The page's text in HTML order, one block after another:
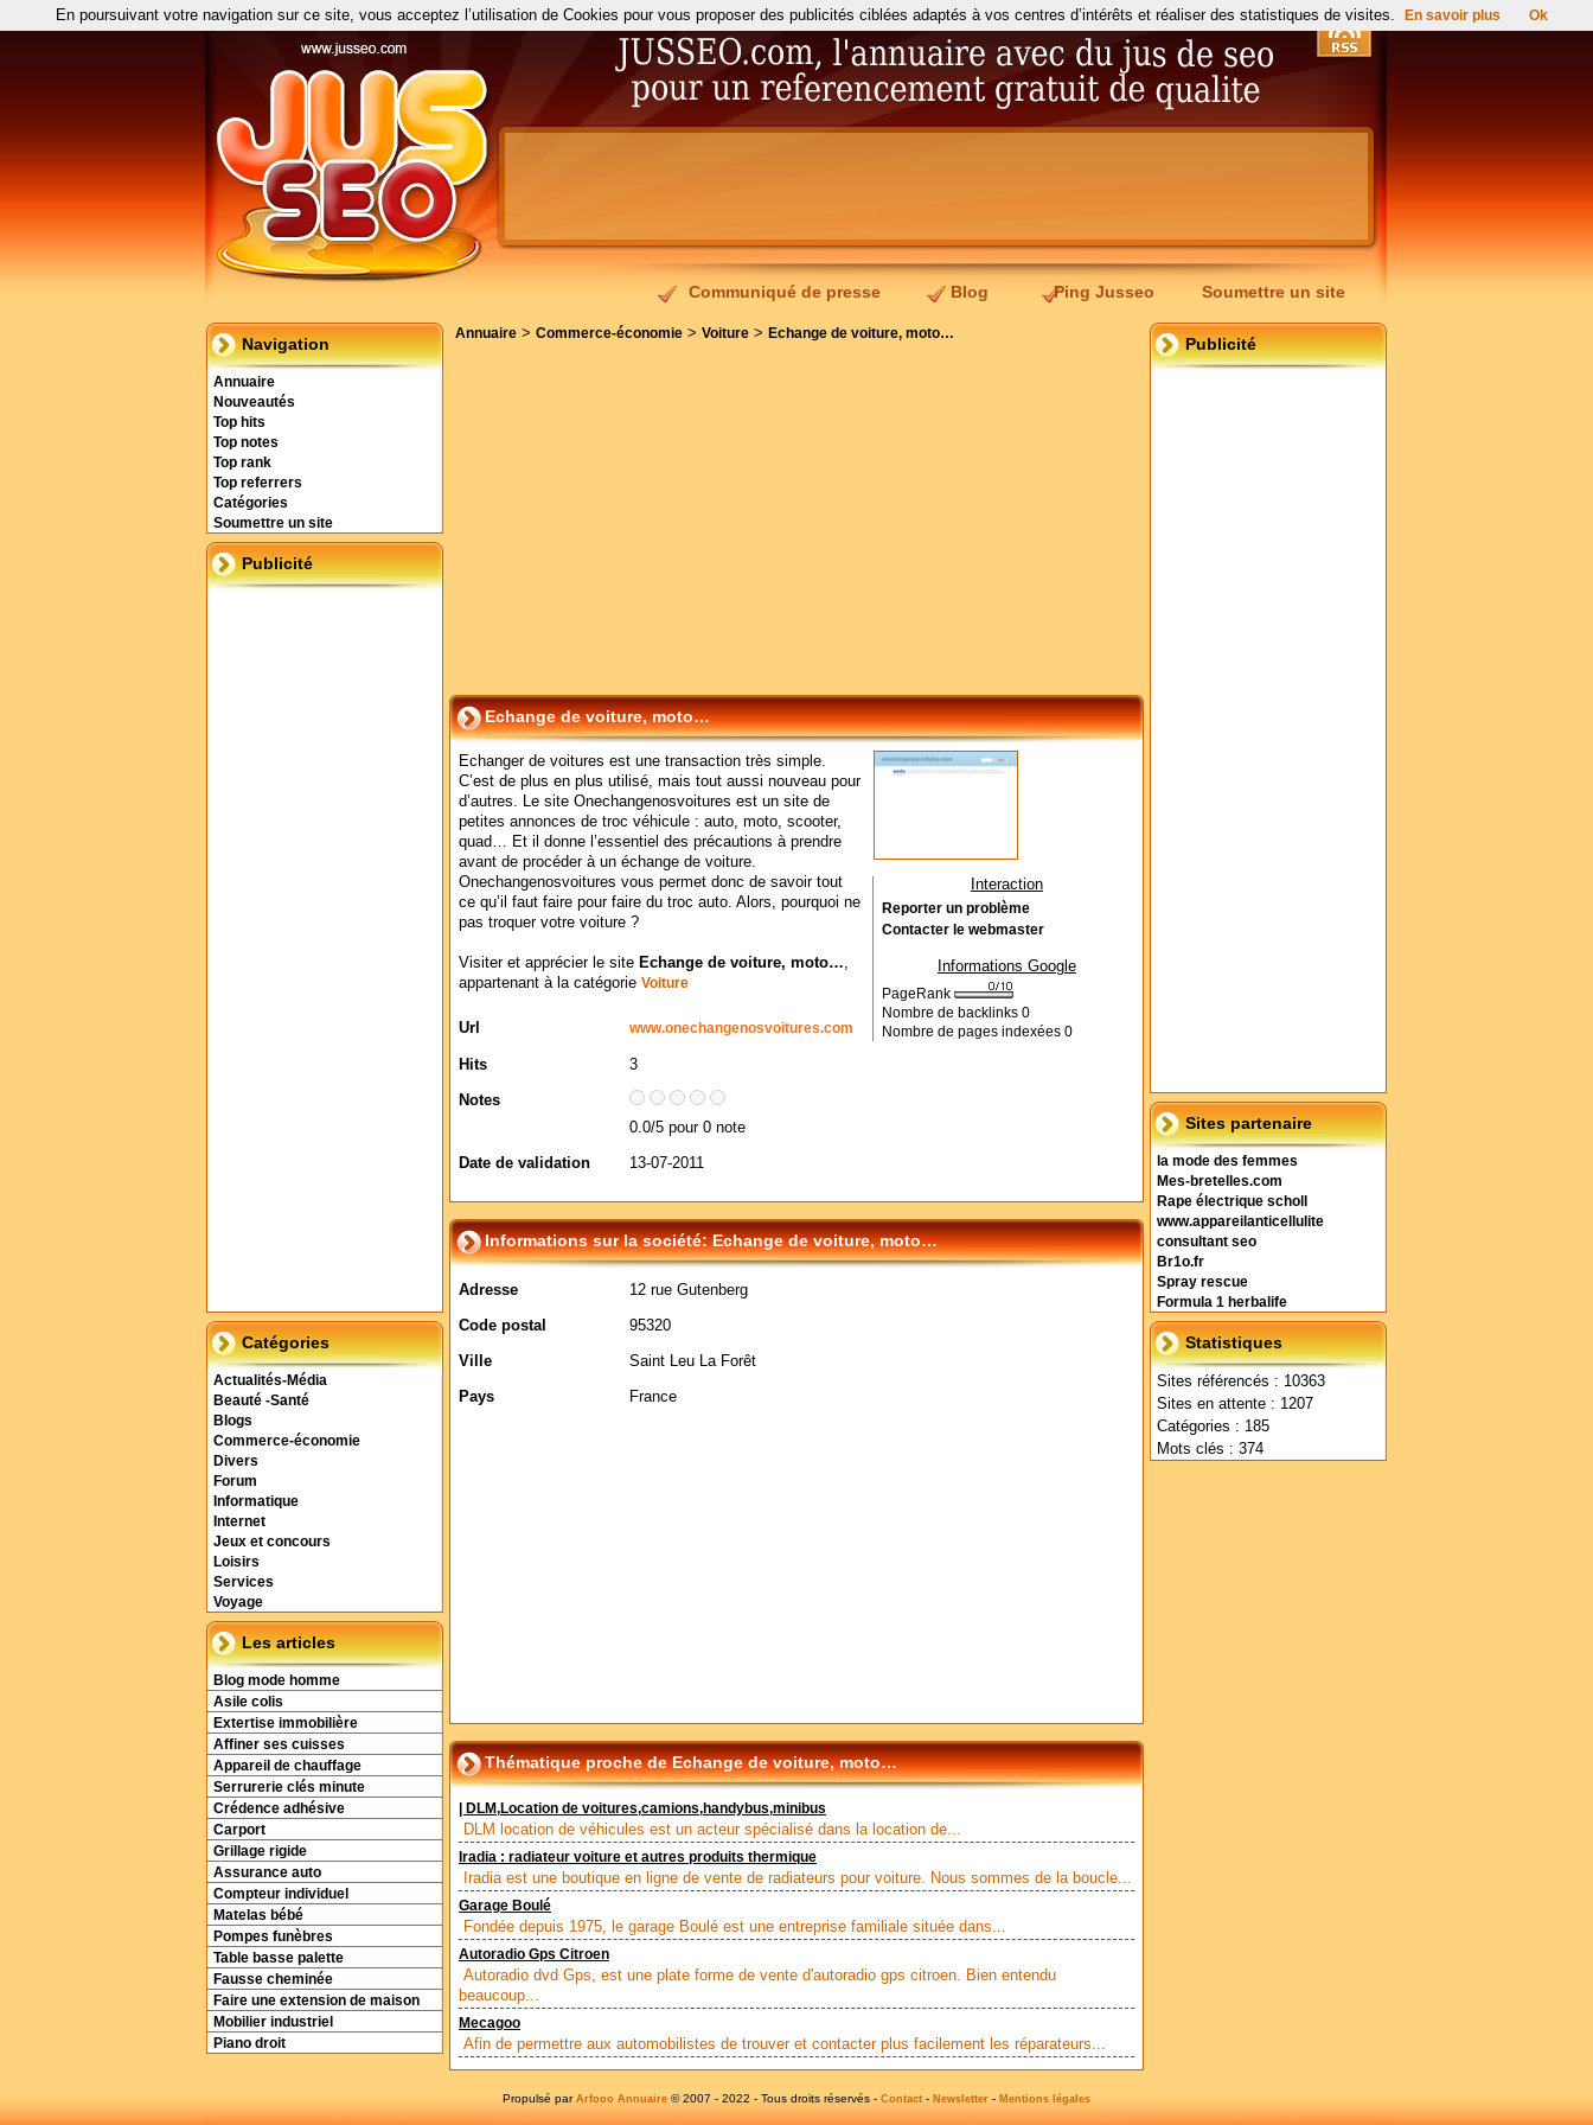
Communiqué de presse Blog Ping Jusseo Soumettre un site
Navigation
Annuaire
Nouveautés
Top hits
Top notes
Top rank
Top referrers
Catégories
Soumettre un site
Publicité
Catégories
Actualités-Média
Beauté -Santé
Blogs
Commerce-économie
Divers
Forum
Informatique
Internet
Jeux et concours
Loisirs
Services
Voyage
Les articles
Blog mode homme
Asile colis
Extertise immobilière
Affiner ses cuisses
Appareil de chauffage
Serrurerie clés minute
Crédence adhésive
Carport
Grillage rigide
Assurance auto
Compteur individuel
Matelas bébé
Pompes funèbres
Table basse palette
Fausse cheminée
Faire une extension de maison
Mobilier industriel
Piano droit
Publicité
Sites partenaire
la mode des femmes
Mes-bretelles.com
Rape électrique scholl
www.appareilanticellulite
consultant seo
Br1o.fr
Spray rescue
Formula 1 herbalife
Statistiques
Sites référencés : 10363
Sites en attente : 1207
Catégories : 185
Mots clés : 374
Annuaire > Commerce-économie > Voiture > Echange de voiture, moto…
Echange de voiture, moto…
Echanger de voitures est une transaction très simple.
C’est de plus en plus utilisé, mais tout aussi nouveau pour
d’autres. Le site Onechangenosvoitures est un site de
petites annonces de troc véhicule : auto, moto, scooter,
quad… Et il donne l’essentiel des précautions à prendre
avant de procéder à un échange de voiture.
Onechangenosvoitures vous permet donc de savoir tout
ce qu’il faut faire pour faire du troc auto. Alors, pourquoi ne
pas troquer votre voiture ?
Visiter et apprécier le site Echange de voiture, moto…,
appartenant à la catégorie Voiture
Url www.onechangenosvoitures.com
Hits
3
Notes
0.0/5 pour 0 note
Date de validation
13-07-2011
Interaction
Reporter un problème
Contacter le webmaster
Informations Google
PageRank
Nombre de backlinks 0
Nombre de pages indexées 0
Informations sur la société: Echange de voiture, moto…
Adresse
12 rue Gutenberg
Code postal
95320
Ville
Saint Leu La Forêt
Pays
France
Thématique proche de Echange de voiture, moto…
| DLM,Location de voitures,camions,handybus,minibus
DLM location de véhicules est un acteur spécialisé dans la location de...
Iradia : radiateur voiture et autres produits thermique
Iradia est une boutique en ligne de vente de radiateurs pour voiture. Nous sommes de la boucle...
Garage Boulé
Fondée depuis 1975, le garage Boulé est une entreprise familiale située dans...
Autoradio Gps Citroen
Autoradio dvd Gps, est une plate forme de vente d'autoradio gps citroen. Bien entendu
beaucoup...
Mecagoo
Afin de permettre aux automobilistes de trouver et contacter plus facilement les réparateurs...
Propulsé par Arfooo Annuaire © 2007 - 2022 - Tous droits réservés - Contact - Newsletter - Mentions légales
En poursuivant votre navigation sur ce site, vous acceptez l’utilisation de Cookies pour vous proposer des publicités ciblées adaptés à vos centres d’intérêts et réaliser des statistiques de visites. En savoir plus Ok